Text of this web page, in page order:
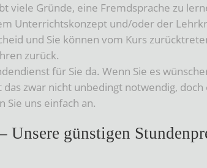
viele Gründe, eine Fremdsprache zu
Unterrichtskonzept und/oder der
und Sie können vom Kurs
zurück.
für Sie da. Wenn Sie es
zwar nicht unbedingt notwendig,
Sie uns einfach an.
Unsere günstigen